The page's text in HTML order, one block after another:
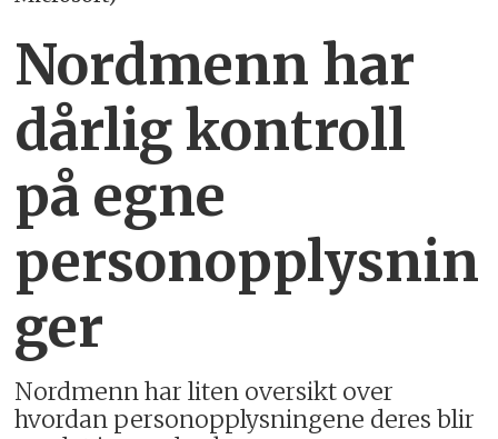
Nordmenn har
dårlig kontroll
på egne
personopplysnin
ger
Nordmenn har liten oversikt over
hvordan personopplysningene deres blir